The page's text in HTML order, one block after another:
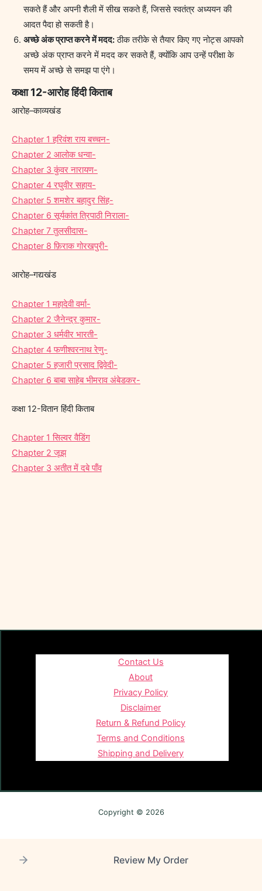
सकते हैं और अपनी शैली में सीख सकते हैं, जिससे स्वतंत्र अध्ययन की
आदत पैदा हो सकती है।
अच्छे अंक प्राप्त करने में मदद:ठीक तरीके से तैयार किए गए नोट्स आपको
अच्छे अंक प्राप्त करने में मदद कर सकते हैं, क्योंकि आप उन्हें परीक्षा के
समय में अच्छे से समझ पा एंगे।
कक्षा 12-आरोह हिंदी किताब
आरोह–काव्यखंड
Chapter 1 हरिवंश राय बच्चन-
Chapter 2 आलोक धन्वा-
Chapter 3 कुंवर नारायण-
Chapter 4 रघुवीर सहाय-
Chapter 5 शमशेर बहादुर सिंह-
Chapter 6 सूर्यकांत त्रिपाठी निराला-
Chapter 7 तुलसीदास-
Chapter 8 फ़िराक गोरखपुरी-
आरोह–गद्यखंड
Chapter 1 महादेवी वर्मा-
Chapter 2 जैनेन्द्र कुमार-
Chapter 3 धर्मवीर भारती-
Chapter 4 फणीश्वरनाथ रेणु-
Chapter 5 हजारी प्रसाद द्विवेदी-
Chapter 6 बाबा साहेब भीमराव अंबेडकर-
कक्षा 12-वितान हिंदी किताब
Chapter 1 सिल्वर वैडिंग
Chapter 2 जूझ
Chapter 3 अतीत में दबे पाँव
Contact Us
About
Privacy Policy
Disclaimer
Return & Refund Policy
Terms and Conditions
Shipping and Delivery
Copyright © 2026
Review My Order